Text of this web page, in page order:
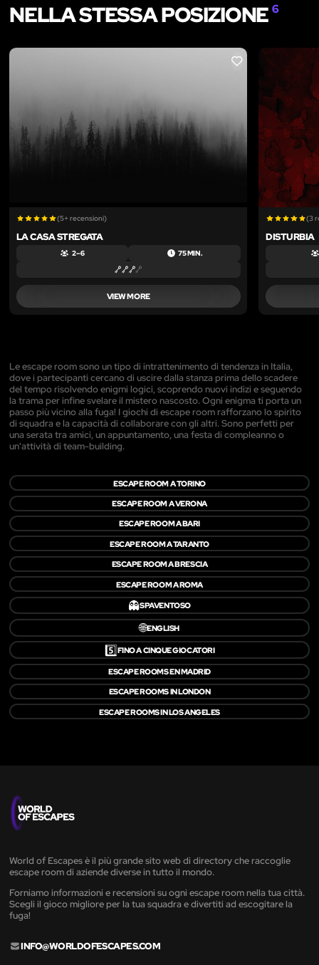
NELLA STESSA POSIZIONE6
LIKE
(5+ recensioni)
LA CASA STREGATA
2 – 6 75 MIN.
VIEW MORE
(3
DISTURBIA
Le escape room sono un tipo di intrattenimento di tendenza in Italia,
dove i partecipanti cercano di uscire dalla stanza prima dello scadere
del tempo risolvendo enigmi logici, scoprendo nuovi indizi e seguendo
la trama per infine svelare il mistero nascosto. Ogni enigma ti porta un
passo più vicino alla fuga! I giochi di escape room rafforzano lo spirito
di squadra e la capacità di collaborare con gli altri. Sono perfetti per
una serata tra amici, un appuntamento, una festa di compleanno o
un'attività di team-building.
ESCAPE ROOM A TORINO
ESCAPE ROOM A VERONA
ESCAPE ROOM A BARI
ESCAPE ROOM A TARANTO
ESCAPE ROOM A BRESCIA
ESCAPE ROOM A ROMA
👻SPAVENTOSO
🌐ENGLISH
5️⃣FINO A CINQUE GIOCATORI
ESCAPE ROOMS EN MADRID
ESCAPE ROOMS IN LONDON
ESCAPE ROOMS IN LOS ANGELES
World of Escapes è il più grande sito web di directory che raccoglie
escape room di aziende diverse in tutto il mondo.
Forniamo informazioni e recensioni su ogni escape room nella tua città.
Scegli il gioco migliore per la tua squadra e divertiti ad escogitare la
fuga!
INFO@WORLDOFESCAPES.COM